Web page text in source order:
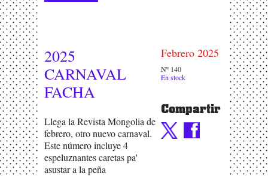
2025
CARNAVAL
FACHA
Llega la Revista Mongolia de
febrero, otro nuevo carnaval.
Este número incluye 4
espeluznantes caretas pa'
asustar a la peña
Febrero 2025
Nº 140
En stock
Compartir